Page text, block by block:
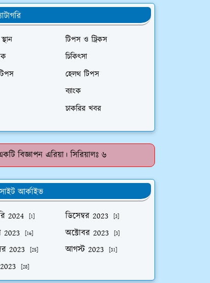
টিপস ও ট্রিকস
চিকিৎসা
হেলথ টিপস
ব্যাংক
চাকরির খবর
বিজ্ঞাপন এরিয়া। সিরিয়ালঃ ৬
আর্কাইভ
2024
[1] ডিসেম্বর 2023 [3]
2023 [16] অক্টোবর 2023 [3]
2023 [25] আগস্ট 2023 [31]
[28]